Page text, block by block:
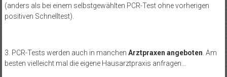
(anders als bei einem selbstgewählten PCR-Test ohne vorherigen
positiven Schnelltest).
3. PCR-Tests werden auch in manchen Arztpraxen angeboten . Am
besten vielleicht mal die eigene Hausarztpraxis anfragen…